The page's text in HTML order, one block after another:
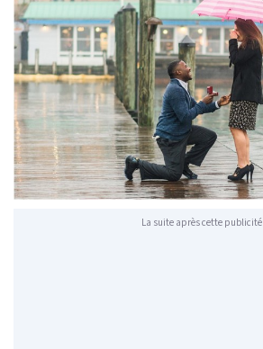
La suite après cette publicité